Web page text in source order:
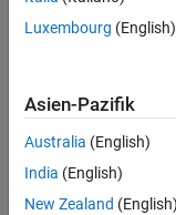
Languages
C, C++
See Also
Luxembourg (English)
Asien-Pazifik
Australia (English)
India (English)
New Zealand (English)